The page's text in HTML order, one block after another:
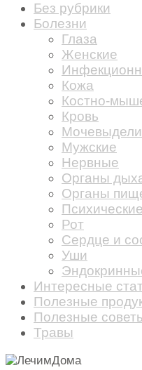
Без рубрики
Болезни
Глаза
Женские
Кожа
Костно-
Кровь
Мужские
Нервные
Органы
Органы
Рот
Сердце и
Уши
Интересные
Полезные
Полезные
Травы